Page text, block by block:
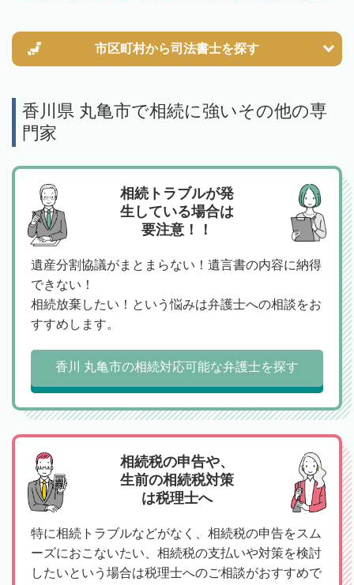
市区町村から司法書士を探す
香川県 丸亀市で相続に強いその他の専
門家
相続トラブルが発
生している場合は
要注意！！
遺産分割協議がまとまらない！遺言書の内容に納得
できない！
相続放棄したい！という悩みは弁護士への相談をお
すすめします。
香川 丸亀市の相続対応可能な弁護士を探す
相続税の申告や、
生前の相続税対策
は税理士へ
特に相続トラブルなどがなく、相続税の申告をスム
ーズにおこないたい、相続税の支払いや対策を検討
したいという場合は税理士へのご相談がおすすめで